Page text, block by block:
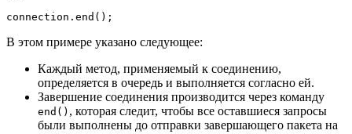
connection.end();
В этом примере указано следующее:
Каждый метод, применяемый к соединению,
определяется в очередь и выполняется согласно ей.
Завершение соединения производится через команду
end() , которая следит, чтобы все оставшиеся запросы
были выполнены до отправки завершающего пакета на